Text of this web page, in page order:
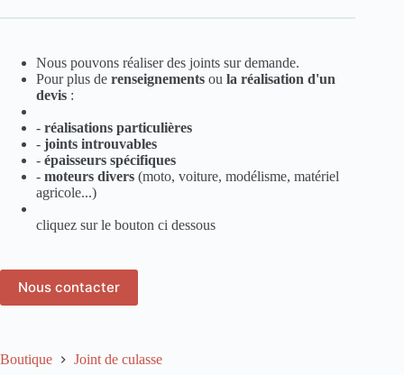
Boutique Joint de culasse
Nous pouvons réaliser des joints sur demande.
Pour plus de renseignements ou la réalisation d'un
devis :
- réalisations particulières
- joints introuvables
- épaisseurs spécifiques
- moteurs divers (moto, voiture, modélisme, matériel
agricole...)
cliquez sur le bouton ci dessous
Nous contacter